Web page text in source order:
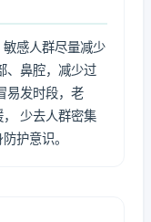
感人群尽量减少
、鼻腔，减少过
易发时段，老
少去人群密集
护意识。